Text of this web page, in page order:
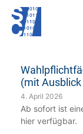
(mit
4. April 2026
Ab sofort ist
hier verfügbar.